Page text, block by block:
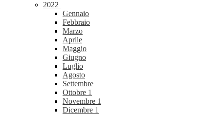
2022
Gennaio
Febbraio
Marzo
Aprile
Maggio
Giugno
Luglio
Agosto
Settembre
Ottobre 1
Novembre 1
Dicembre 1